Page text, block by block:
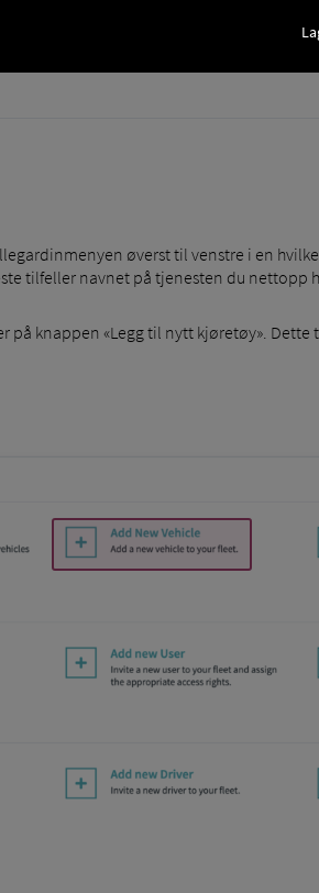
øverst til venstre i en
tilfeller navnet på tjenesten du nettopp
på knappen «Legg til nytt kjøretøy».